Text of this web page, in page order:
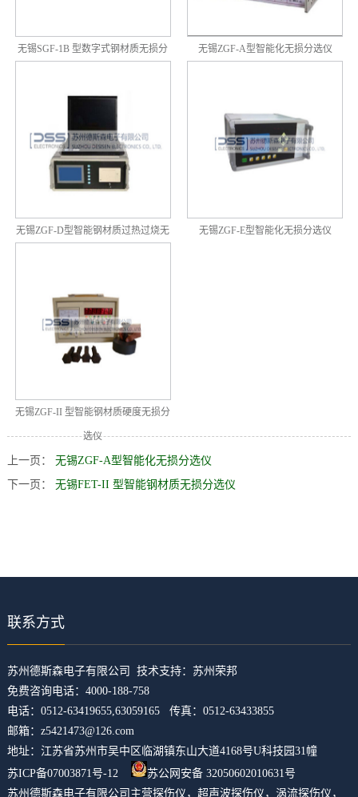
无锡SGF-1B 型数字式钢材质无损分 无锡ZGF-A型智能化无损分选仪
无锡ZGF-D型智能钢材质过热过烧无 无锡ZGF-E型智能化无损分选仪
无锡ZGF-II 型智能钢材质硬度无损分
选仪
上一页： 无锡ZGF-A型智能化无损分选仪
下一页： 无锡FET-II 型智能钢材质无损分选仪
联系方式
​苏州德斯森电子有限公司 技术支持： 苏州荣邦
免费咨询电话：4000-188-758
电话：0512-63419655,63059165 传真：0512-63433855
邮箱：z5421473@126.com
地址：江苏省苏州市吴中区临湖镇东山大道4168号U科技园31幢
苏ICP备07003871号-12
苏公网安备 32050602010631号
苏州德斯森电子有限公司主营探伤仪 ， 超声波探伤仪 ， 涡流探伤仪 ，